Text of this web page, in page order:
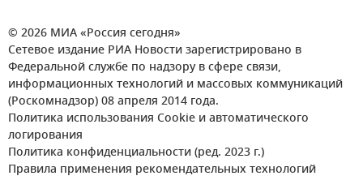
© 2026 МИА «Россия сегодня»
Сетевое издание РИА Новости зарегистрировано в
Федеральной службе по надзору в сфере связи,
информационных технологий и массовых коммуникаций
(Роскомнадзор) 08 апреля 2014 года.
Политика использования Cookie и автоматического
логирования
Политика конфиденциальности (ред. 2023 г.)
Правила применения рекомендательных технологий